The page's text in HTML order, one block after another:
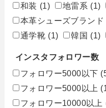
和装 (1) 地雷系 (1)
本革シューズブランド
通学靴 (1) 韓国 (1)
インスタフォロワー数
フォロワー5000以下
フォロワー5000以上
フォロワー10000以上